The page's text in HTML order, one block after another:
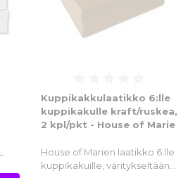
Kuppikakkulaatikko 6:lle
kuppikakulle kraft/ruskea,
2 kpl/pkt - House of Marie
House of Marien laatikko 6:lle
kuppikakuille, väritykseltään…